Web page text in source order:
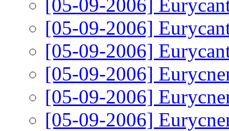
[05-09-2006]
[05-09-2006]
[05-09-2006]
[05-09-2006]
[05-09-2006]
[05-09-2006]